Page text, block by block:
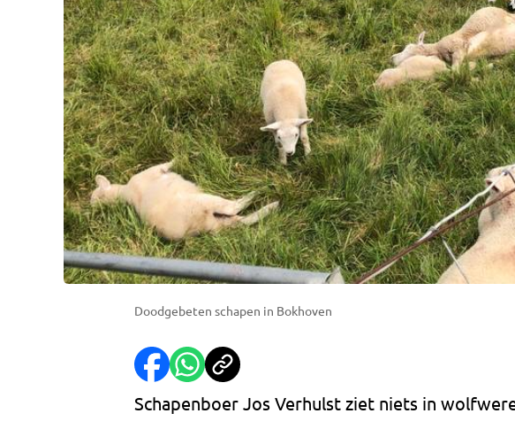
Doodgebeten schapen in Bokhoven
Schapenboer Jos Verhulst ziet niets in